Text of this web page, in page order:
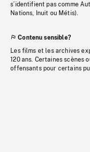
s’identifient pas comme
Nations, Inuit ou Métis).
Contenu sensible?
Les films et les archives
120 ans. Certaines scènes
offensants pour certains